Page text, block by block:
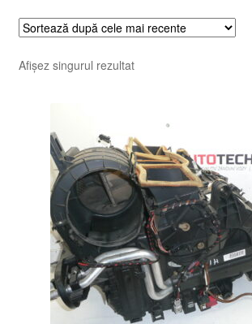
Afișez singurul rezultat